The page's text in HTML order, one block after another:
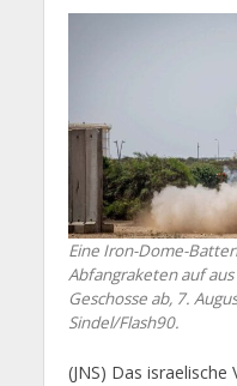
Eine Iron-Dome-
Abfangraketen auf
Geschosse ab, 7.
Sindel/Flash90.
(JNS) Das